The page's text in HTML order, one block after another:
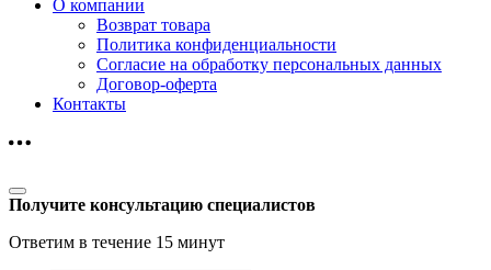
О компании
Возврат товара
Политика конфиденциальности
Согласие на обработку персональных данных
Договор-оферта
Контакты
Получите консультацию специалистов
Ответим в течение 15 минут